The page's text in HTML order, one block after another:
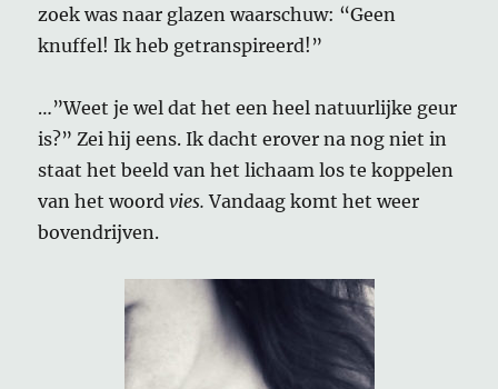
zoek was naar glazen waarschuw: “Geen
knuffel! Ik heb getranspireerd!”
…”Weet je wel dat het een heel natuurlijke geur
is?” Zei hij eens. Ik dacht erover na nog niet in
staat het beeld van het lichaam los te koppelen
van het woordvies.Vandaag komt het weer
bovendrijven.